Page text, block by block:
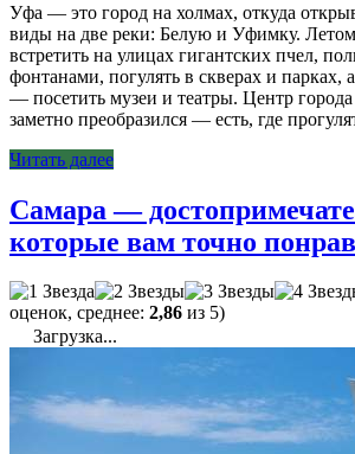
Уфа — это город на холмах, откуда
виды на две реки: Белую и Уфимку.
встретить на улицах гигантских пчел,
фонтанами, погулять в скверах и парках,
— посетить музеи и театры. Центр
заметно преобразился — есть, где
Читать далее
Самара —
которые вам точно
оценок, среднее: 2,86 из 5)
Загрузка...